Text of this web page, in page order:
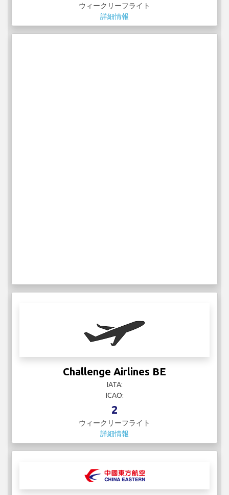
ウィークリーフライト
詳細情報
Challenge Airlines BE
IATA:
ICAO:
2
ウィークリーフライト
詳細情報